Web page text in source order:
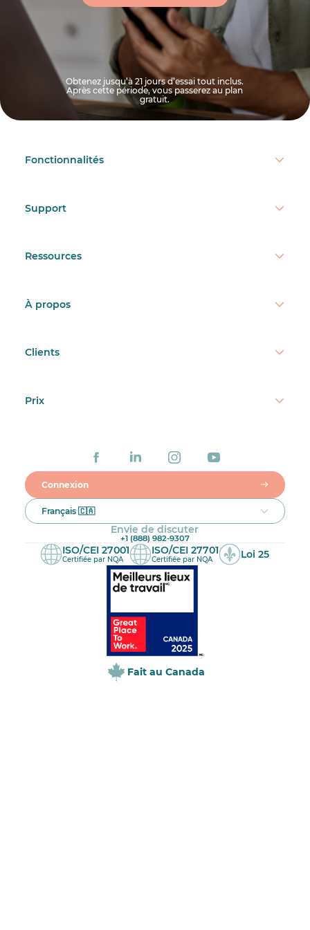
Obtenez jusqu’à 21 jours d’essai tout inclus.
Après cette période, vous passerez au plan
gratuit.
Fonctionnalités
Support
Ressources
À propos
Clients
Prix
Connexion
Français 🇨🇦
Envie de discuter
+1 (888) 982-9307
ISO/CEI 27001
Certifiée par NQA
ISO/CEI 27701
Certifiée par NQA Loi 25
Fait au Canada